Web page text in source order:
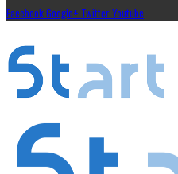
FacebookGoogle+ TwitterYoutube